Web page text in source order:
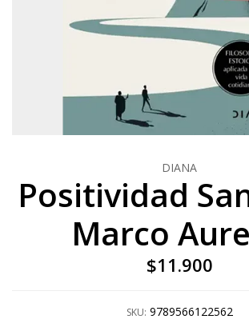
DIANA
Positividad
Marco
$11.900
SKU: 9789566122562